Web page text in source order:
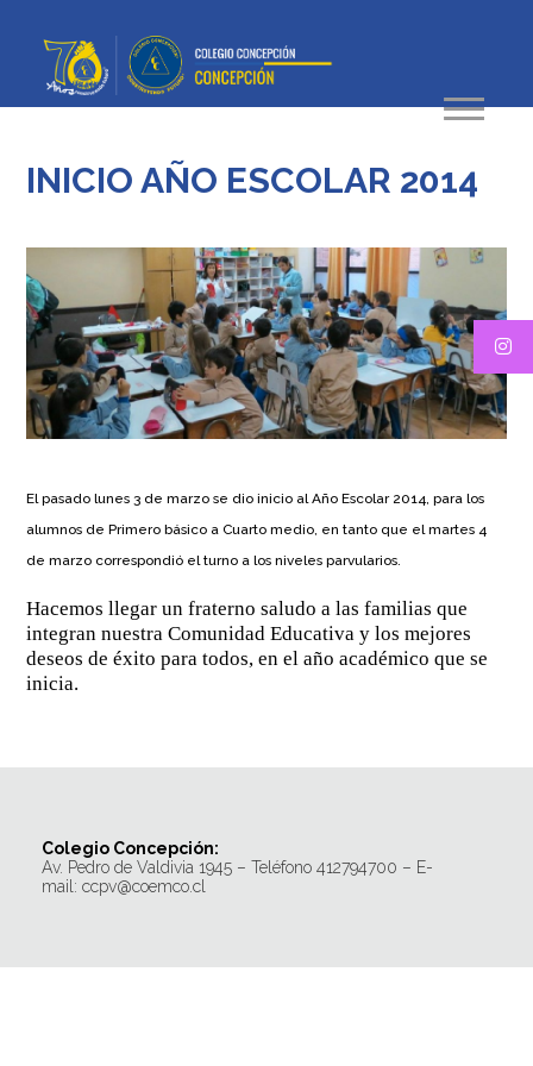
INICIO AÑO ESCOLAR 2014
El pasado lunes 3 de marzo se dio inicio al Año Escolar 2014, para los
alumnos de Primero básico a Cuarto medio, en tanto que el martes 4
de marzo correspondió el turno a los niveles parvularios.
Hacemos llegar un fraterno saludo a las familias que
integran nuestra Comunidad Educativa y los mejores
deseos de éxito para todos, en el año académico que se
inicia.
Colegio Concepción:
Av. Pedro de Valdivia 1945 – Teléfono 412794700 – E-
mail: ccpv@coemco.cl